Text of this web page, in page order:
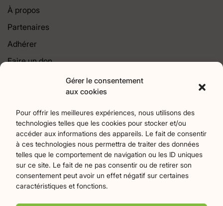
Gérer le consentement
aux cookies
Pour offrir les meilleures expériences, nous utilisons des
technologies telles que les cookies pour stocker et/ou
accéder aux informations des appareils. Le fait de consentir
à ces technologies nous permettra de traiter des données
telles que le comportement de navigation ou les ID uniques
sur ce site. Le fait de ne pas consentir ou de retirer son
consentement peut avoir un effet négatif sur certaines
caractéristiques et fonctions.
À propos
Partenaires
Adhérer
Faire un don
Agriculture18 Art et culture257 Associations 22
Bien-Etre 2 chronique7 Collectivités territoriales79
Commerces Divers Économie et emploi 61
Éducation94 Évènements373 Histoire et patrimoine175
La parole à nos lecteurs1 Nature et écologie75 Santé
sport27 Tourisme 19